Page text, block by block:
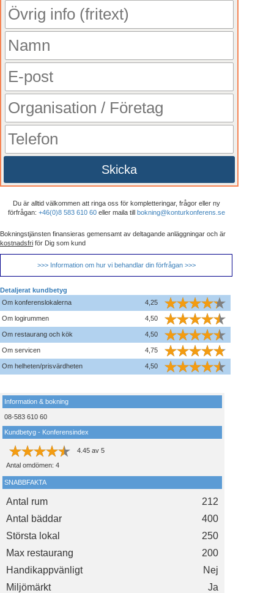
Skicka
Du är alltid välkommen att ringa oss för kompletteringar, frågor eller ny
förfrågan: +46(0)8 583 610 60eller maila till bokning@konturkonferens.se
Bokningstjänsten finansieras gemensamt av deltagande anläggningar och är
kostnadsfri för Dig som kund
>>> Information om hur vi behandlar din förfrågan >>>
Detaljerat kundbetyg
Om konferenslokalerna
4,25
Om logirummen 4,50
Om restaurang och kök 4,50
Om servicen 4,75
Om helheten/prisvärdheten 4,50
Information & bokning
08-583 610 60
Kundbetyg - Konferensindex
4.45 av 5
Antal omdömen: 4
SNABBFAKTA
Antal rum
212
Antal bäddar
400
Största lokal
250
Max restaurang
200
Handikappvänligt
Nej
Miljömärkt
Ja